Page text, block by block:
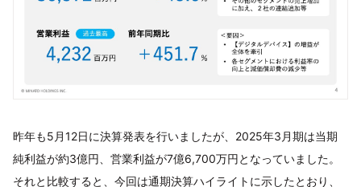
昨年も5月12日に決算発表を行いましたが、2025年3月期は当期
純利益が約3億円、営業利益が7億6,700万円となっていました。
それと比較すると、今回は通期決算ハイライトに示したとおり、